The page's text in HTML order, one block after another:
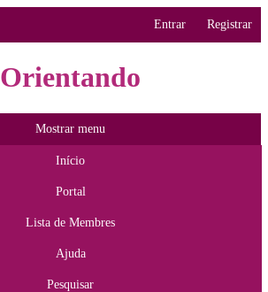
Entrar Registrar
Orientando
Mostrar menu
Início
Portal
Lista de Membres
Ajuda
Pesquisar